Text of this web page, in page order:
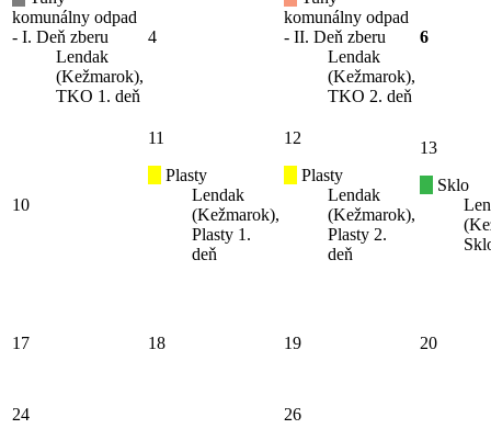
komunálny odpad
- I. Deň zberu
Lendak
(Kežmarok),
TKO 1. deň
4
komunálny odpad
- II. Deň zberu
Lendak
(Kežmarok),
TKO 2. deň
6
10
11
Plasty
Lendak
(Kežmarok),
Plasty 1.
deň
12
Plasty
Lendak
(Kežmarok),
Plasty 2.
deň
13
Sklo
17 18 19 20
24
26